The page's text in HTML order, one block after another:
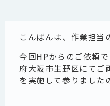
こんばんは、作業担当
今回HPからのご依頼
府大阪市生野区にてご
を実施して参りました